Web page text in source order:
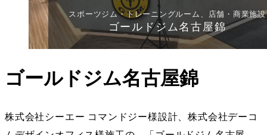
スポーツジム・トレーニングルーム、店舗・商業施設
ゴールドジム名古屋錦
ゴールドジム名古屋錦
株式会社シーエー コマンドジー様設計、株式会社デーコ